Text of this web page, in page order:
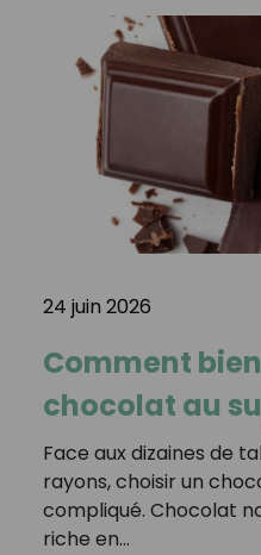
24 juin 2026
Comment
chocolat au
Face aux dizaines de
rayons, choisir un
compliqué. Chocolat
riche en…